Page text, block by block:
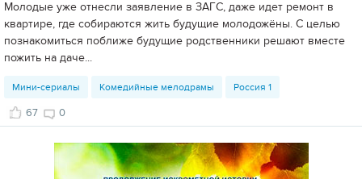
Молодые уже отнесли заявление в ЗАГС, даже идет ремонт в
квартире, где собираются жить будущие молодожёны. С целью
познакомиться поближе будущие родственники решают вместе
пожить на даче...
Мини-сериалы Комедийные мелодрамы Россия 1
67 0